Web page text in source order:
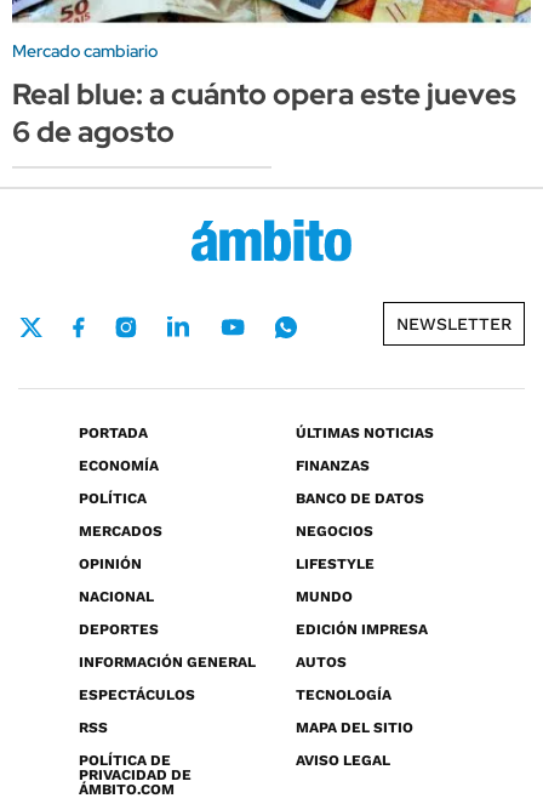
Mercado cambiario
Real blue: a cuánto opera este jueves
6 de agosto
NEWSLETTER
PORTADA
ÚLTIMAS NOTICIAS
ECONOMÍA
FINANZAS
POLÍTICA
BANCO DE DATOS
MERCADOS
NEGOCIOS
OPINIÓN
LIFESTYLE
NACIONAL
MUNDO
DEPORTES
EDICIÓN IMPRESA
INFORMACIÓN GENERAL
AUTOS
ESPECTÁCULOS
TECNOLOGÍA
RSS
MAPA DEL SITIO
POLÍTICA DE
PRIVACIDAD DE
ÁMBITO.COM
AVISO LEGAL